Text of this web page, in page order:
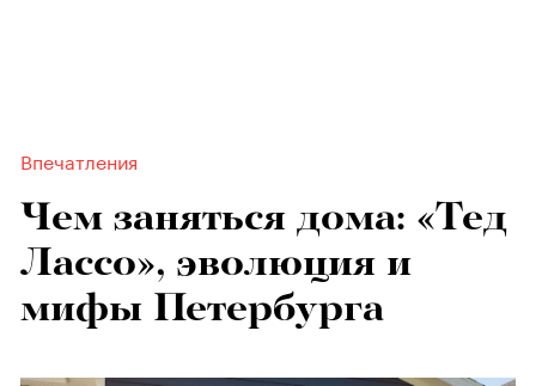
Впечатления
Чем заняться дома: «Тед
Лассо», эволюция и
мифы Петербурга